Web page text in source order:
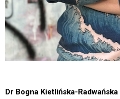
Dr Bogna Kietlińska-Radwańska